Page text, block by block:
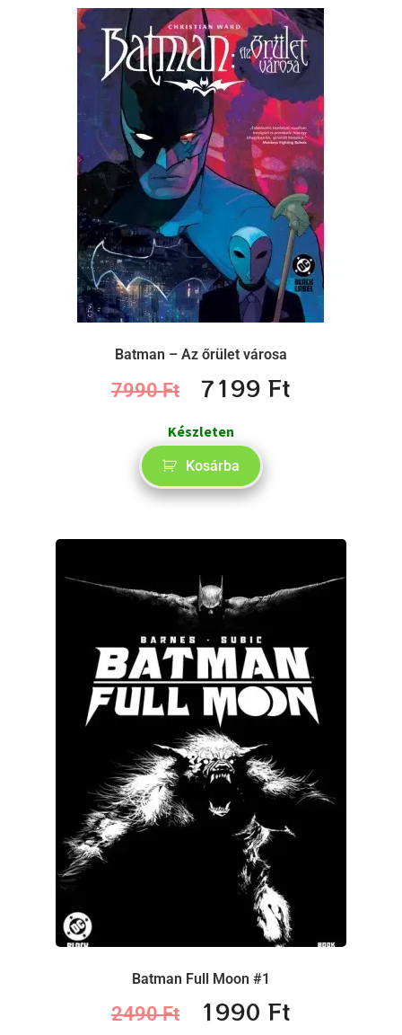
Batman – Az őrület városa
7990Ft 7199 Ft
Készleten
Kosárba
Batman Full Moon #1
2490Ft 1990 Ft